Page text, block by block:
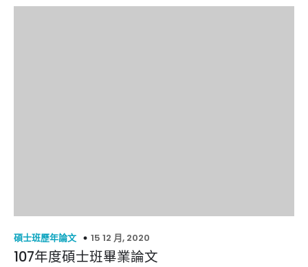
碩士班歷年論文 15 12 月, 2020
107年度碩士班畢業論文